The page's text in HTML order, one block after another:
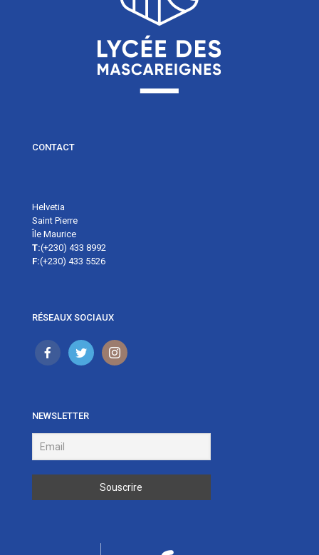
CONTACT
Helvetia
Saint Pierre
Île Maurice
T:(+230) 433 8992
F:(+230) 433 5526
RÉSEAUX SOCIAUX
NEWSLETTER